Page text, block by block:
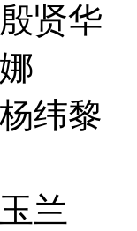
贤华
纬黎
兰